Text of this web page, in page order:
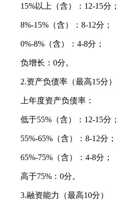
15%以上（含）：12-15分；
8%-15%（含）：8-12分；
0%-8%（含）：4-8分；
负增长：0分。
2.资产负债率（最高15分）
上年度资产负债率：
低于55%（含）：12-15分；
55%-65%（含）：8-12分；
65%-75%（含）：4-8分；
高于75%：0分。
3.融资能力（最高10分）